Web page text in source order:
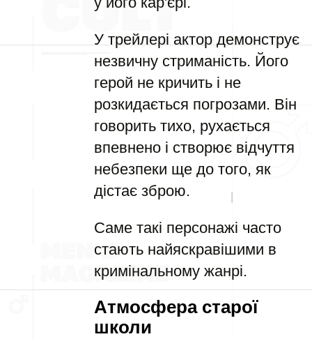
У трейлері актор демонструє
незвичну стриманість. Його
герой не кричить і не
розкидається погрозами. Він
говорить тихо, рухається
впевнено і створює відчуття
небезпеки ще до того, як
дістає зброю.
Саме такі персонажі часто
стають найяскравішими в
кримінальному жанрі.
Атмосфера старої
школи